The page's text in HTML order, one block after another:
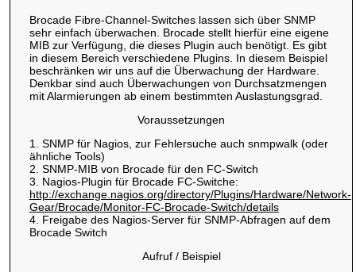
Brocade Fibre-Channel-Switches lassen sich über SNMP
sehr einfach überwachen. Brocade stellt hierfür eine eigene
MIB zur Verfügung, die dieses Plugin auch benötigt. Es gibt
in diesem Bereich verschiedene Plugins. In diesem Beispiel
beschränken wir uns auf die Überwachung der Hardware.
Denkbar sind auch Überwachungen von Durchsatzmengen
mit Alarmierungen ab einem bestimmten Auslastungsgrad.
Voraussetzungen
1. SNMP für Nagios, zur Fehlersuche auch snmpwalk (oder
ähnliche Tools)
2. SNMP-MIB von Brocade für den FC-Switch
3. Nagios-Plugin für Brocade FC-Switche:
http://exchange.nagios.org/directory/Plugins/Hardware/Network-
Gear/Brocade/Monitor-FC-Brocade-Switch/details
4. Freigabe des Nagios-Server für SNMP-Abfragen auf dem
Brocade Switch
Aufruf / Beispiel